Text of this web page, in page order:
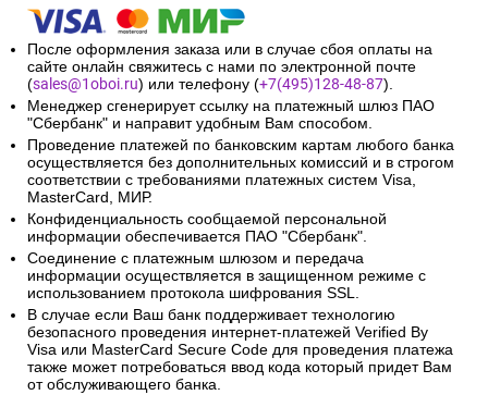
После оформления заказа или в случае сбоя оплаты на
сайте онлайн свяжитесь с нами по электронной почте
(sales@1oboi.ru) или телефону (+7(495)128-48-87).
Менеджер сгенерирует ссылку на платежный шлюз ПАО
"Сбербанк" и направит удобным Вам способом.
Проведение платежей по банковским картам любого банка
осуществляется без дополнительных комиссий и в строгом
соответствии с требованиями платежных систем Visa,
MasterCard, МИР.
Конфиденциальность сообщаемой персональной
информации обеспечивается ПАО "Сбербанк".
Соединение с платежным шлюзом и передача
информации осуществляется в защищенном режиме с
использованием протокола шифрования SSL.
В случае если Ваш банк поддерживает технологию
безопасного проведения интернет-платежей Verified By
Visa или MasterCard Secure Code для проведения платежа
также может потребоваться ввод кода который придет Вам
от обслуживающего банка.